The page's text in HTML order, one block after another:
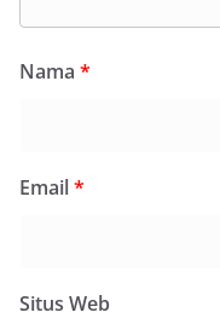
Nama *
Email*
Situs Web